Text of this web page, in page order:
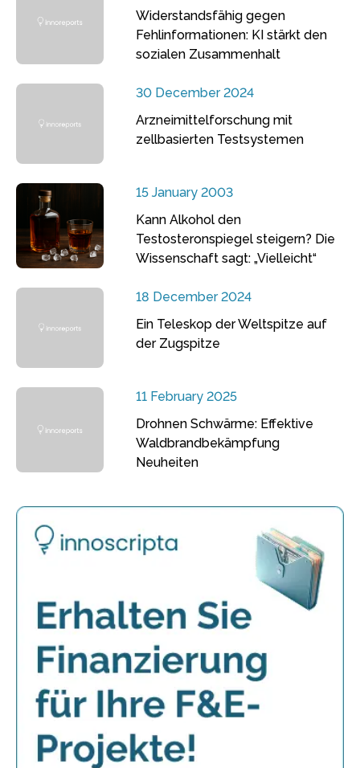
Widerstandsfähig gegen
Fehlinformationen: KI stärkt den
sozialen Zusammenhalt
30 December 2024
Arzneimittelforschung mit
zellbasierten Testsystemen
15 January 2003
Kann Alkohol den
Testosteronspiegel steigern? Die
Wissenschaft sagt: „Vielleicht“
18 December 2024
Ein Teleskop der Weltspitze auf
der Zugspitze
11 February 2025
Drohnen Schwärme: Effektive
Waldbrandbekämpfung
Neuheiten